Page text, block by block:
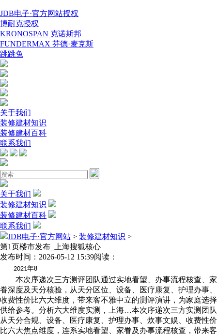
JDB电子·官方网站授权
博耐克授权
KRONOSPAN 克诺斯邦
FUNDERMAX 芬德·麦克斯
跳跳兔
关于我们
装修建材知识
装修建材百科
联系我们
关于我们
装修建材知识
装修建材百科
联系我们
JDB电子·官方网站 > 装修建材知识 >
第1页楼市发布_上海搜狐核心
发布时间：2026-05-12 15:39阅读：
2021年8
本次序递次三方测评团队通过实地看望、办事流程核查、家
眷深度及天分核验，从天分区位、设备、医疗康复、护理办事、
收费性价比六大维度，带来客不雅中立的测评演讲，为家庭选择
供给参考。分析六大维度实测，上海…本次序递次三方实测团队
从天分合规、设备、医疗康复、护理办事、炊事文娱、收费性价
比六大焦点维度，连系实地看望、家眷及办事流程核查，带来客